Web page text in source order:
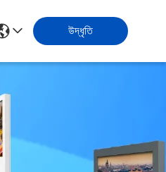
উদ্ধৃতি